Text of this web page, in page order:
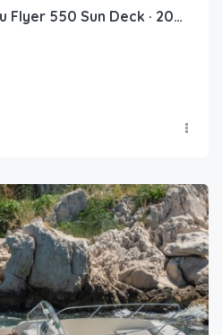
Speedboat Beneteau Flyer 550 Sun Deck · 2016